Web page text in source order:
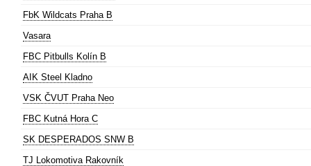
FbK Wildcats Praha B
Vasara
FBC Pitbulls Kolín B
AIK Steel Kladno
VSK ČVUT Praha Neo
FBC Kutná Hora C
SK DESPERADOS SNW B
TJ Lokomotiva Rakovník